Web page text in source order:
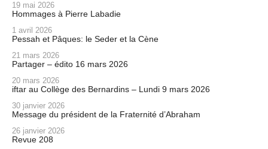
19 mai 2026
Hommages à Pierre Labadie
1 avril 2026
Pessah et Pâques: le Seder et la Cène
21 mars 2026
Partager – édito 16 mars 2026
20 mars 2026
iftar au Collège des Bernardins – Lundi 9 mars 2026
30 janvier 2026
Message du président de la Fraternité d’Abraham
26 janvier 2026
Revue 208